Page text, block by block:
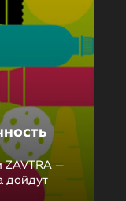
ZAVTRA —
дойдут